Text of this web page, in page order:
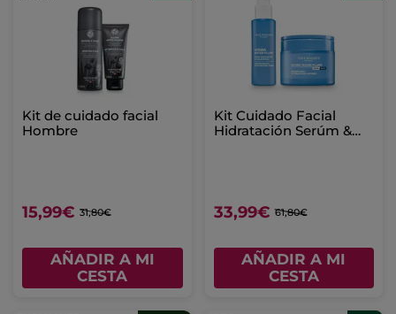
Kit de cuidado facial
Hombre
15,99€ 31,80€
AÑADIR A MI
CESTA
Kit Cuidado Facial
Hidratación Serúm &
33,99€ 61,80€
AÑADIR A MI
CESTA